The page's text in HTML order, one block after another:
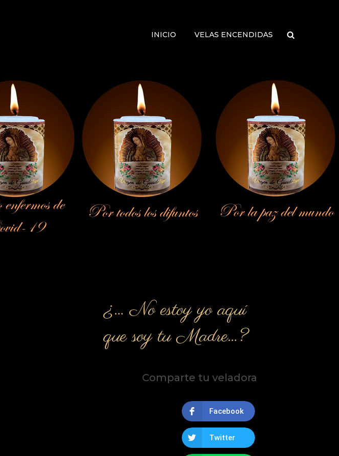
INICIO VELAS ENCENDIDAS
¿… No estoy yo aquí
que soy tu Madre…?
Comparte tu veladora
Facebook
Twitter